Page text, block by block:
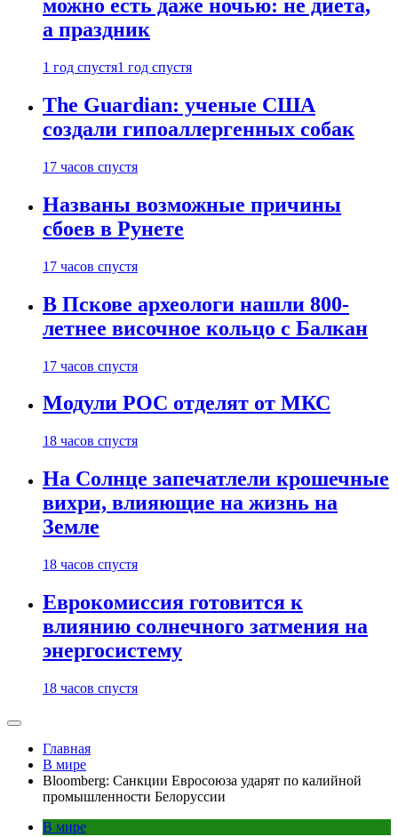
можно есть даже ночью: не диета,
а праздник
1 год спустя1 год спустя
The Guardian: ученые США
создали гипоаллергенных собак
17 часов спустя
Названы возможные причины
сбоев в Рунете
17 часов спустя
В Пскове археологи нашли 800-
летнее височное кольцо с Балкан
17 часов спустя
Модули РОС отделят от МКС
18 часов спустя
На Солнце запечатлели крошечные
вихри, влияющие на жизнь на
Земле
18 часов спустя
Еврокомиссия готовится к
влиянию солнечного затмения на
энергосистему
18 часов спустя
Главная
В мире
Bloomberg: Санкции Евросоюза ударят по калийной
промышленности Белоруссии
В мире